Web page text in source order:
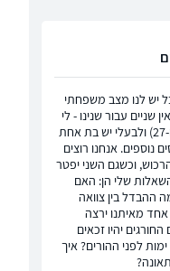
יש לנו מצב משפחתי
שניים עבור שנינו - לי
יש שני ילדים מנישואין ראשונים (בני 25 ו-27) ולבעלי יש בת אחת
נוספים. אנחנו רוצים
וכשגם השני יפטר
שלי הן: האם
ההבדל בין צוואה
מאיתנו ירצה
יהיו זכאים
לפני ההורים? איך